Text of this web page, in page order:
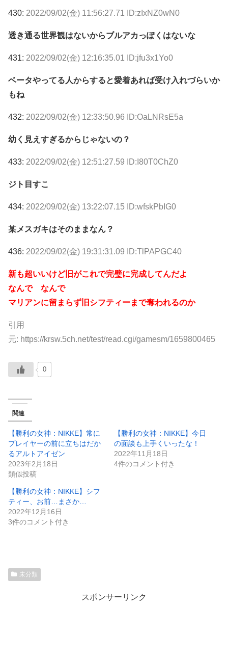
430: 2022/09/02(金) 11:56:27.71 ID:zIxNZ0wN0
透き通る世界観はないからブルアカっぽくはないな
431: 2022/09/02(金) 12:16:35.01 ID:jfu3x1Yo0
ベータやってる人からすると愛着あれば受け入れづらいか
もね
432: 2022/09/02(金) 12:33:50.96 ID:OaLNRsE5a
幼く見えすぎるからじゃないの？
433: 2022/09/02(金) 12:51:27.59 ID:I80T0ChZ0
ジト目すこ
434: 2022/09/02(金) 13:22:07.15 ID:wfskPbIG0
某メスガキはそのままなん？
436: 2022/09/02(金) 19:31:31.09 ID:TlPAPGC40
新も超いいけど旧がこれで完璧に完成してんだよ
なんで なんで
マリアンに留まらず旧シフティーまで奪われるのか
引用
元: https://krsw.5ch.net/test/read.cgi/gamesm/1659800465
0
関連
【勝利の女神：NIKKE】常に
プレイヤーの前に立ちはだか
るアルトアイゼン
2023年2月18日
類似投稿
【勝利の女神：NIKKE】今日
の面談も上手くいったな！
2022年11月18日
4件のコメント付き
【勝利の女神：NIKKE】シフ
ティー、お前…まさか…
2022年12月16日
3件のコメント付き
未分類
スポンサーリンク